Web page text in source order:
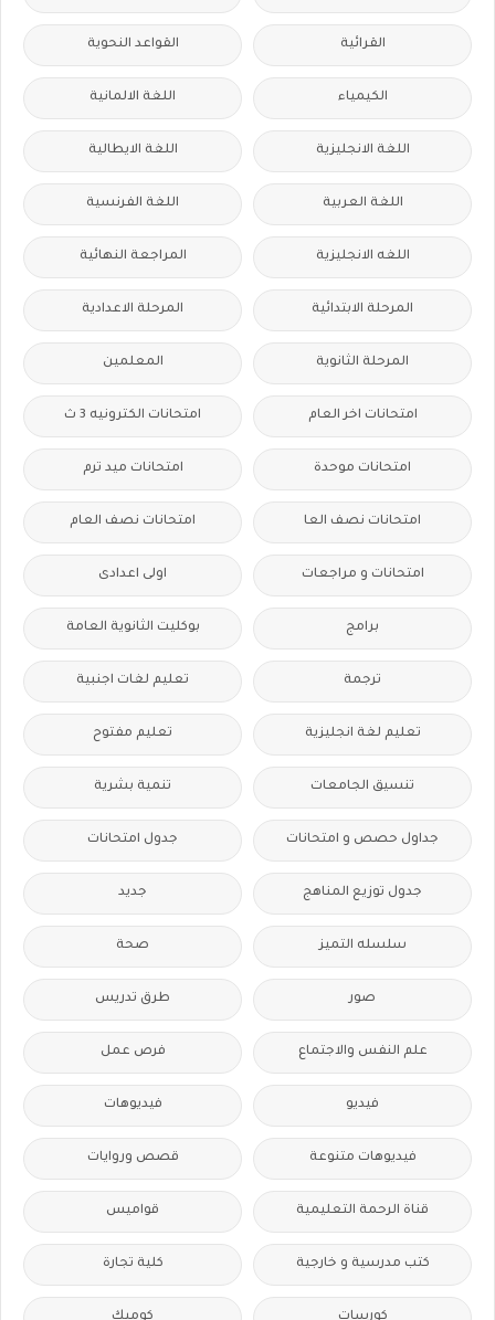
القرائية القواعد النحوية
الكيمياء اللغة الالمانية
اللغة الانجليزية اللغة الايطالية
اللغة العربية اللغة الفرنسية
اللغه الانجليزية المراجعة النهائية
المرحلة الابتدائية المرحلة الاعدادية
المرحلة الثانوية المعلمين
امتحانات اخر العام امتحانات الكترونيه 3 ث
امتحانات موحدة امتحانات ميد ترم
امتحانات نصف العا امتحانات نصف العام
امتحانات و مراجعات اولى اعدادى
برامج بوكليت الثانوية العامة
ترجمة تعليم لغات اجنبية
تعليم لغة انجليزية تعليم مفتوح
تنسيق الجامعات تنمية بشرية
جداول حصص و امتحانات جدول امتحانات
جدول توزيع المناهج جديد
سلسله التميز صحة
صور طرق تدريس
علم النفس والاجتماع فرص عمل
فيديو فيديوهات
فيديوهات متنوعة قصص وروايات
قناة الرحمة التعليمية قواميس
كتب مدرسية و خارجية كلية تجارة
كورسات كوميك